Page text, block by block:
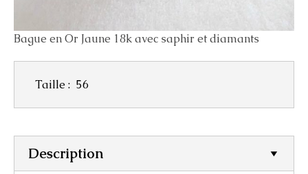
Bague en Or Jaune 18k avec saphir et diamants
Taille : 56
Description